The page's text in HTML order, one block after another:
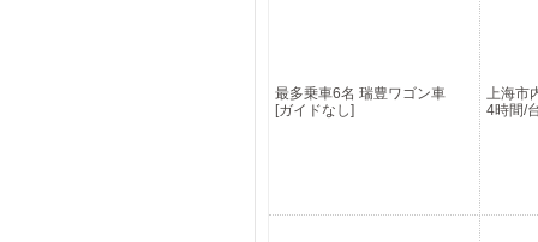
最多乗車6名 瑞豊ワゴン車
[ガイドなし]
上海市
4時間/